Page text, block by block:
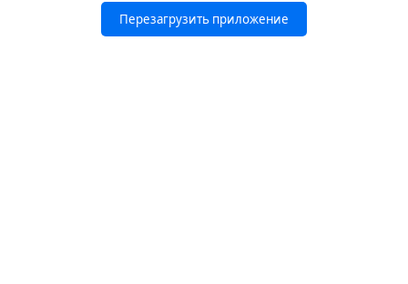
Перезагрузить приложение